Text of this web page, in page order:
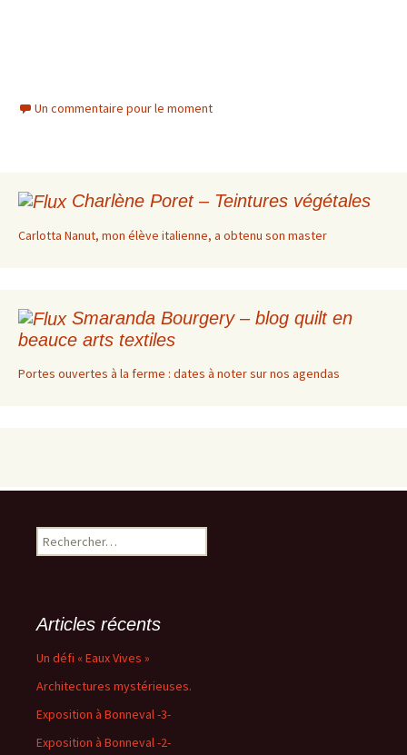
Un commentaire pour le moment
Charlène Poret – Teintures végétales
Carlotta Nanut, mon élève italienne, a obtenu son master
Smaranda Bourgery – blog quilt en
beauce arts textiles
Portes ouvertes à la ferme : dates à noter sur nos agendas
Rechercher :
Articles récents
Un défi « Eaux Vives »
Architectures mystérieuses.
Exposition à Bonneval -3-
Exposition à Bonneval -2-